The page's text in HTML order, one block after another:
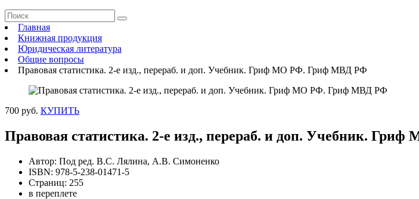
Главная
Книжная продукция
Юридическая литература
Общие вопросы
Правовая статистика. 2-е изд., перераб. и доп. Учебник. Гриф МО РФ. Гриф МВД РФ
700 руб. КУПИТЬ
Правовая статистика. 2-е изд., перераб. и доп. Учебник.
Автор: Под ред. В.С. Лялина, А.В. Симоненко
ISBN: 978-5-238-01471-5
Страниц: 255
в переплете